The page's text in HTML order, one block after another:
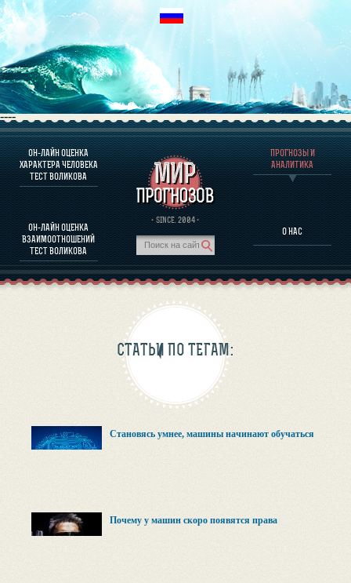
----
ОН-ЛАЙН ОЦЕНКА
ХАРАКТЕРА ЧЕЛОВЕКА
ТЕСТ ВОЛИКОВА
ОН-ЛАЙН ОЦЕНКА
ВЗАИМООТНОШЕНИЙ
ТЕСТ ВОЛИКОВА
· SINCE. 2004 ·
ПРОГНОЗЫ И
АНАЛИТИКА
О НАС
О ПРОГРАММЕ
ОЦЕНКА ХАРАКТЕРA ЧЕЛОВЕКА
ОЦЕНКА ХАРАКТЕРА ВЫДАЮЩИХСЯ ЛИЧНОСТЕЙ
О ПРОГРАММЕ
ПРОГНОЗЫ И АНАЛИТИКА
СТАТЬИ ПО ТЕГАМ:
Становясь умнее, машины начинают обучаться
Почему у машин скоро появятся права